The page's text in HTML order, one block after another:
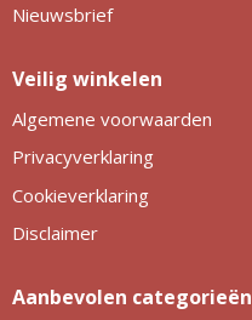
Nieuwsbrief
Veilig winkelen
Algemene voorwaarden
Privacyverklaring
Cookieverklaring
Disclaimer
Aanbevolen categorieën